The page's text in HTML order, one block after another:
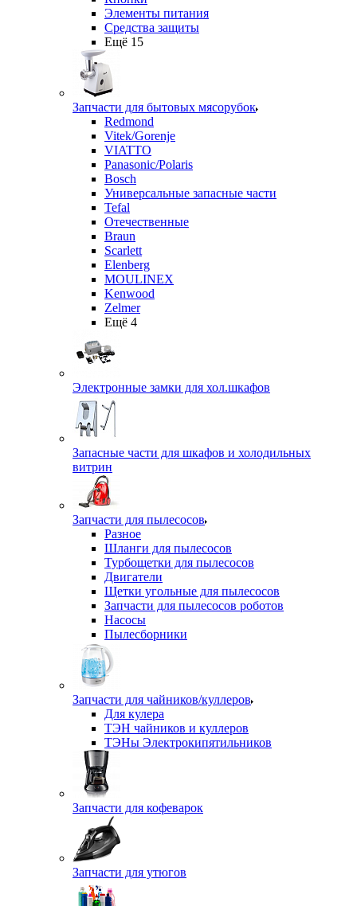
Элементы питания
Средства защиты
Ещё 15
Запчасти для бытовых мясорубок
Redmond
Vitek/Gorenje
VIATTO
Panasonic/Polaris
Bosch
Универсальные запасные части
Tefal
Отечественные
Braun
Scarlett
Elenberg
MOULINEX
Kenwood
Zelmer
Ещё 4
Электронные замки для хол.шкафов
Запасные части для шкафов и холодильных
витрин
Запчасти для пылесосов
Разное
Шланги для пылесосов
Турбощетки для пылесосов
Двигатели
Щетки угольные для пылесосов
Запчасти для пылесосов роботов
Насосы
Пылесборники
Запчасти для чайников/куллеров
Для кулера
ТЭН чайников и куллеров
ТЭНы Электрокипятильников
Запчасти для кофеварок
Запчасти для утюгов